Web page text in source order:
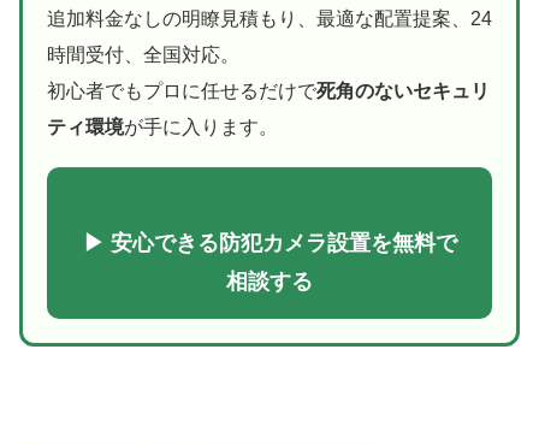
追加料金なしの明瞭見積もり、最適な配置提案、24
時間受付、全国対応。
初心者でもプロに任せるだけで死角のないセキュリ
ティ環境が手に入ります。
▶ 安心できる防犯カメラ設置を無料で
相談する